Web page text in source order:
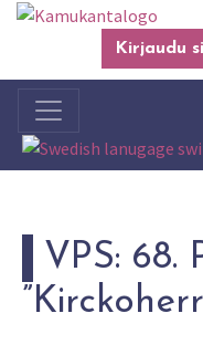
Kirjaudu
VPS: 68.